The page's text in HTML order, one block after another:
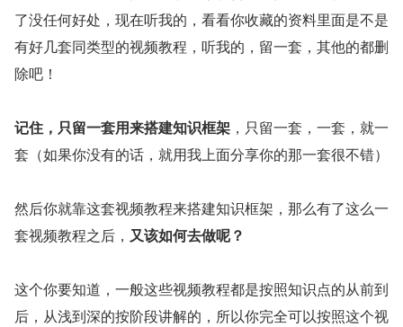
了没任何好处，现在听我的，看看你收藏的资料里面是不是
有好几套同类型的视频教程，听我的，留一套，其他的都删
除吧！
记住，只留一套用来搭建知识框架 ，只留一套，一套，就一
套（如果你没有的话，就用我上面分享你的那一套很不错）
然后你就靠这套视频教程来搭建知识框架，那么有了这么一
套视频教程之后， 又该如何去做呢？
这个你要知道，一般这些视频教程都是按照知识点的从前到
后，从浅到深的按阶段讲解的，所以你完全可以按照这个视